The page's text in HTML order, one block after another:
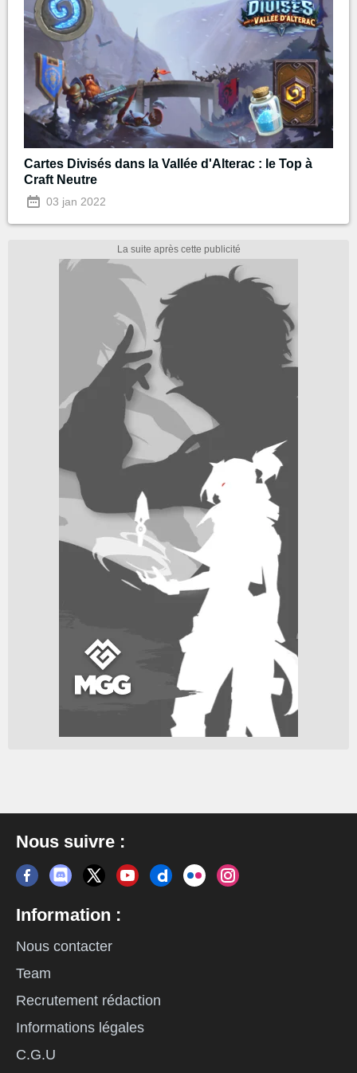
Cartes Divisés dans la Vallée d'Alterac : le Top à
Craft Neutre
03 jan 2022
Nous suivre :
Information :
Nous contacter
Team
Recrutement rédaction
Informations légales
C.G.U